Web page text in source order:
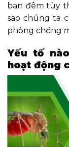
ban đêm tùy
sao chúng ta
phòng chống
Yếu tố
hoạt động